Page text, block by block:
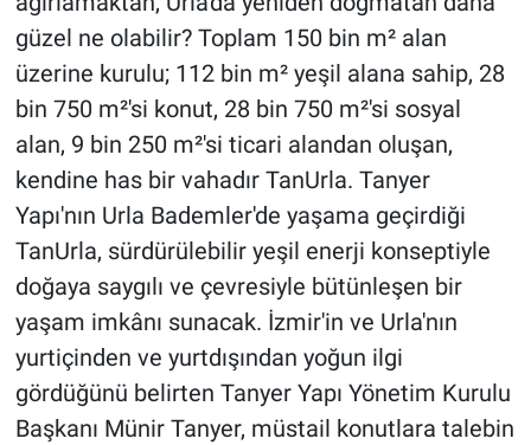
güzel ne olabilir? Toplam 150 bin m² alan
üzerine kurulu; 112 bin m² yeşil alana sahip, 28
bin 750 m²'si konut, 28 bin 750 m²'si sosyal
alan, 9 bin 250 m²'si ticari alandan oluşan,
kendine has bir vahadır TanUrla. Tanyer
Yapı'nın Urla Bademler'de yaşama geçirdiği
TanUrla, sürdürülebilir yeşil enerji konseptiyle
doğaya saygılı ve çevresiyle bütünleşen bir
yaşam imkânı sunacak. İzmir'in ve Urla'nın
yurtiçinden ve yurtdışından yoğun ilgi
gördüğünü belirten Tanyer Yapı Yönetim Kurulu
Başkanı Münir Tanyer, müstail konutlara talebin